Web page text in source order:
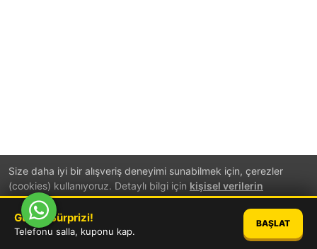
Size daha iyi bir alışveriş deneyimi sunabilmek için, çerezler
(cookies) kullanıyoruz. Detaylı bilgi için kişisel verilerin
korunmasıhakkında aydınlatma metnini inceleyebilirsiniz.
Günün Sürprizi!
Telefonu salla, kuponu kap.
BAŞLAT